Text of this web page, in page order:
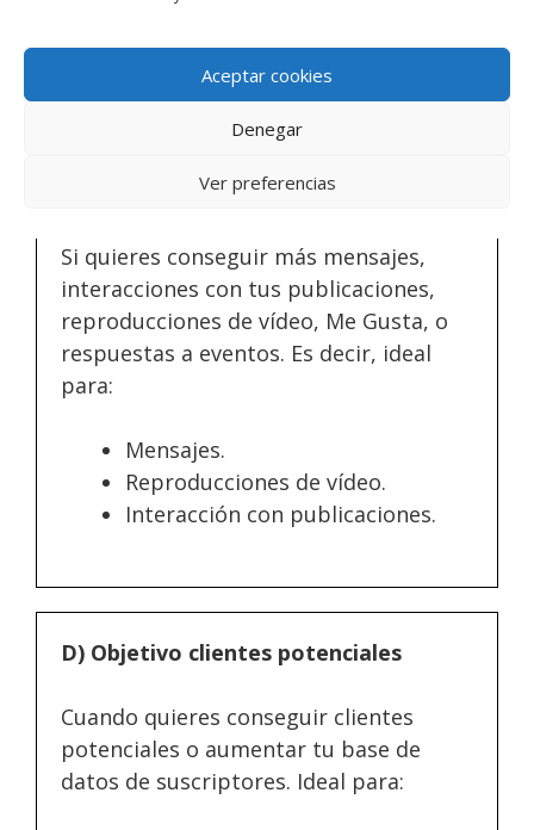
Aceptar cookies
Denegar
Ver preferencias
Visitas a la página de destino.
C) Objetivo interacción
Si quieres conseguir más mensajes,
interacciones con tus publicaciones,
reproducciones de vídeo, Me Gusta, o
respuestas a eventos. Es decir, ideal
para:
Mensajes.
Reproducciones de vídeo.
Interacción con publicaciones.
D) Objetivo clientes potenciales
Cuando quieres conseguir clientes
potenciales o aumentar tu base de
datos de suscriptores. Ideal para: